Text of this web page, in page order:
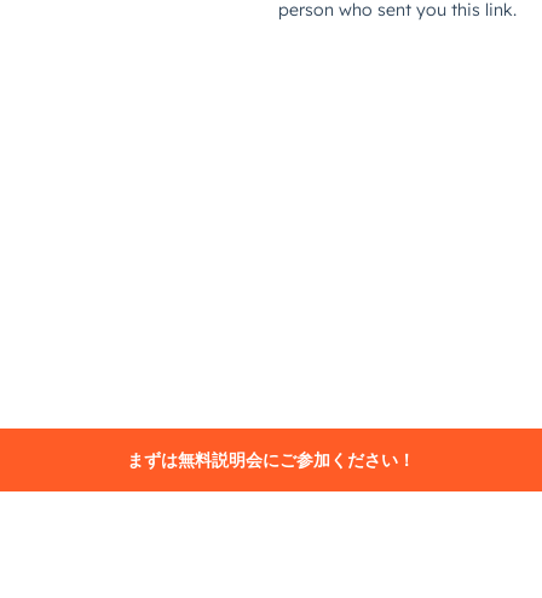
まずは無料説明会にご参加ください！